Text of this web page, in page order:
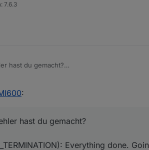
7.6.3
hast du gemacht?
Everything done. Going to
response.data.stationList is not iterable
:
hast du gemacht?
Everything done.